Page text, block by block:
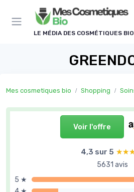
LE MÉDIA DES COSMÉTIQUES BIO
Mes cosmetiques bio Shopping
Voir l'offre
4,3 sur 5
5631 avis
5 ★
Panneau de gestion des cookies